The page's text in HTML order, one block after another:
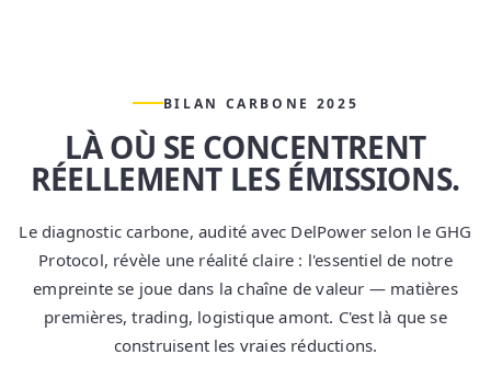
BILAN CARBONE 2025
LÀ OÙ SE CONCENTRENT
RÉELLEMENT LES ÉMISSIONS.
Le diagnostic carbone, audité avec DelPower selon le GHG
Protocol, révèle une réalité claire : l'essentiel de notre
empreinte se joue dans lachaîne de valeur — matières
premières, trading, logistique amont. C'est là que se
construisent les vraies réductions.